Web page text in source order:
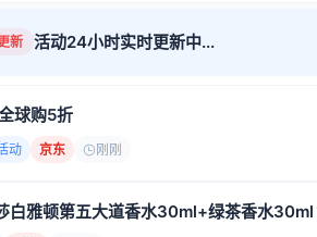
新 活动24小时实时更新中...
球购5折
动 京东 刚刚
白雅顿第五大道香水30ml+绿茶香水